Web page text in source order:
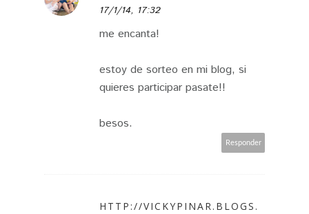
17/1/14, 17:32
me encanta!
estoy de sorteo en mi blog, si
quieres participar pasate!!
besos.
Responder
HTTP://VICKYPINAR.BLOGS.